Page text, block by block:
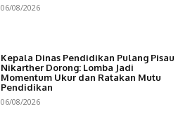
06/08/2026
Kepala Dinas Pendidikan Pulang Pisau
Nikarther Dorong: Lomba Jadi
Momentum Ukur dan Ratakan Mutu
Pendidikan
06/08/2026